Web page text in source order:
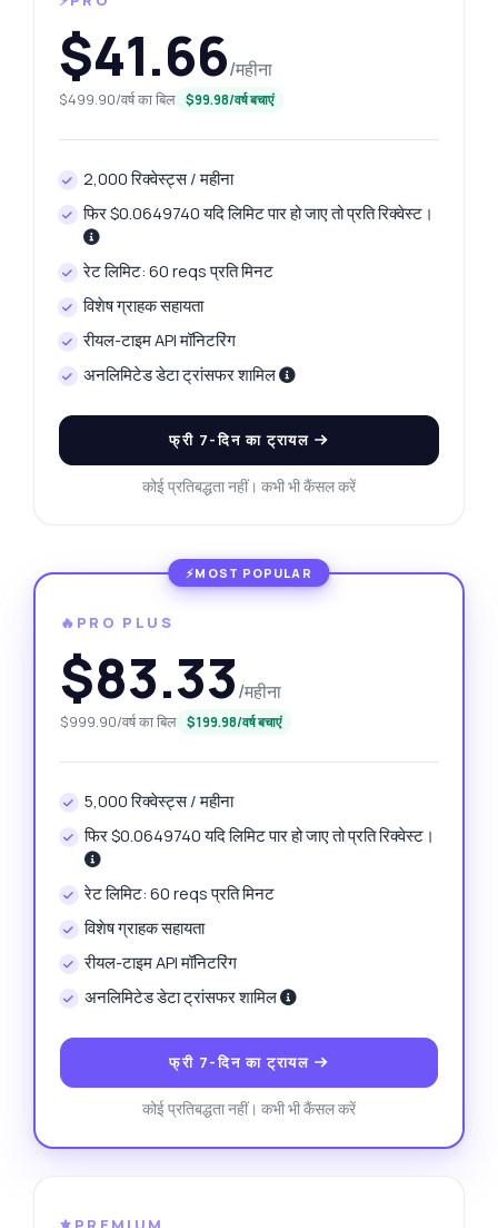
$41.66/महीना
$499.90/वर्ष का बिल $99.98/वर्ष बचाएं
2,000 रिक्वेस्ट्स / महीना
फिर $0.0649740 यदि लिमिट पार हो जाए तो प्रति रिक्वेस्ट।
रेट लिमिट: 60 reqs प्रति मिनट
विशेष ग्राहक सहायता
रीयल-टाइम API मॉनिटरिंग
अनलिमिटेड डेटा ट्रांसफर शामिल
फ्री 7-दिन का ट्रायल
कोई प्रतिबद्धता नहीं। कभी भी कैंसल करें
🔥PRO PLUS
$83.33/महीना
$999.90/वर्ष का बिल $199.98/वर्ष बचाएं
5,000 रिक्वेस्ट्स / महीना
फिर $0.0649740 यदि लिमिट पार हो जाए तो प्रति रिक्वेस्ट।
रेट लिमिट: 60 reqs प्रति मिनट
विशेष ग्राहक सहायता
रीयल-टाइम API मॉनिटरिंग
अनलिमिटेड डेटा ट्रांसफर शामिल
फ्री 7-दिन का ट्रायल
कोई प्रतिबद्धता नहीं। कभी भी कैंसल करें